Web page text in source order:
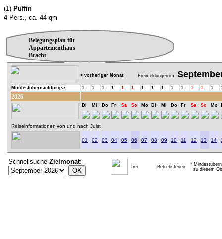
(1) Puffin
4 Pers., ca. 44 qm
Belegungsplan für
Appartementhaus
Bracht
< vorheriger Monat Freimeldungen im
Mindestübernachtungsz. 1 1 1 1 1 1 1 1 1 1 1 1 1 1
2026
Di Mi Do Fr Sa So Mo Di Mi Do Fr Sa So Mo
Reiseinformationen von und nach Juist
01 02 03 04 05 06 07 08 09 10 11 12 13 14
Schnellsuche Zielmonat:
frei Betriebsferien
*
zu diesem